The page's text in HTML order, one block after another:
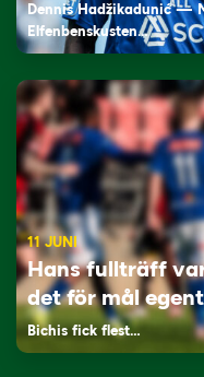
Dennis Hadžikadunić —
Elfenbenskusten…
11 JUNI
Hans fullträff
det för mål
Bichis fick flest…